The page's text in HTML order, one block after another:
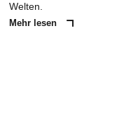
Welten.
Mehr lesen